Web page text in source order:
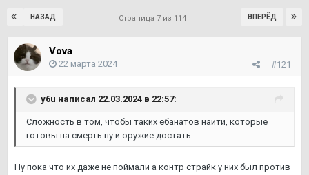
НАЗАД ВПЕРЁД
Страница 7 из 114
Vova
#121
22 марта 2024
y6u написал 22.03.2024 в 22:57:
Сложность в том, чтобы таких ебанатов найти, которые
готовы на смерть ну и оружие достать.
Ну пока что их даже не поймали а контр страйк у них был против